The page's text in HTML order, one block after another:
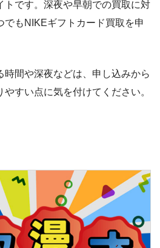
トです。深夜や早朝での買取に対
でもNIKEギフトカード買取を申
時間や深夜などは、申し込みから
すい点に気を付けてください。